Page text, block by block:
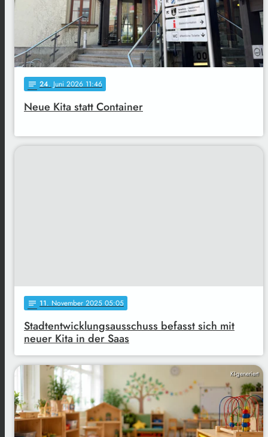
notes 24. Juni 2026 11:46
Neue Kita statt Container
notes 11. November 2025 05:05
Stadtentwicklungsausschuss befasst sich mit
neuer Kita in der Saas
KI-generiert